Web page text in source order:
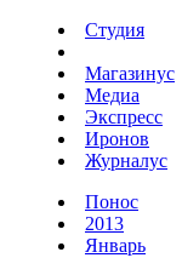
Студия
Магазинус
Медиа
Экспресс
Иронов
Журналус
Понос
2013
Январь